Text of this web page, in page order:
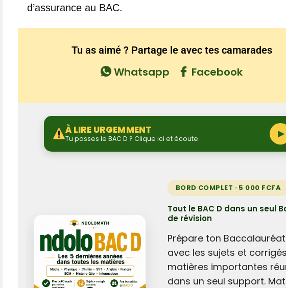
d’assurance au BAC.
Tu as aimé ? Partage le avec tes camarades
Whatsapp Facebook
À LIRE URGEMMENT
Tu passes le BAC D ? Clique ici et écoute. ▶
BORD COMPLET · 5 000 FCFA
Tout le BAC D dans un seul
de révision
Prépare ton
avec les sujets et
matières importantes
dans un seul support.